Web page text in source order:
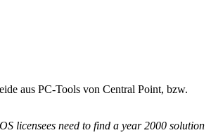
aus PC-Tools von Central Point, bzw.
licensees need to find a year 2000 solution